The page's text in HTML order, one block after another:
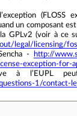
(FLOSS
un composant
GPLv2 (voir à ce
legal/licensing/
-
http://
exception-for-
à l’EUPL
1/contact-